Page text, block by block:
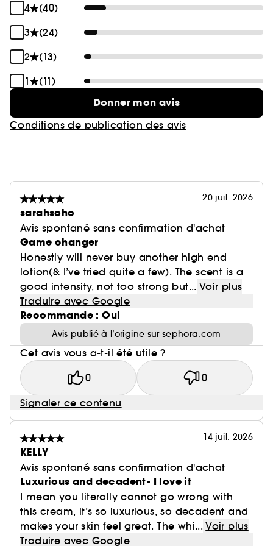
4
(40)
3
(24)
2
(13)
1
(11)
Donner mon avis
Conditions de publication des avis
20 juil. 2026
sarahsoho
Avis spontané sans confirmation d'achat
Game changer
Honestly will never buy another high end
lotion(& I’ve tried quite a few). The scent is a
good intensity, not too strong but... Voir plus
Traduire avec Google
Recommande : Oui
Avis publié à l’origine sur sephora.com
Cet avis vous a-t-il été utile ?
0 0
Signaler ce contenu
14 juil. 2026
KELLY
Avis spontané sans confirmation d'achat
Luxurious and decadent- I love it
I mean you literally cannot go wrong with
this cream, it’s so luxurious, so decadent and
makes your skin feel great. The whi... Voir plus
Traduire avec Google